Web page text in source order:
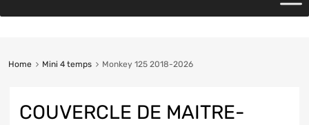
Home Mini 4 temps Monkey 125 2018-2026
COUVERCLE DE MAITRE-